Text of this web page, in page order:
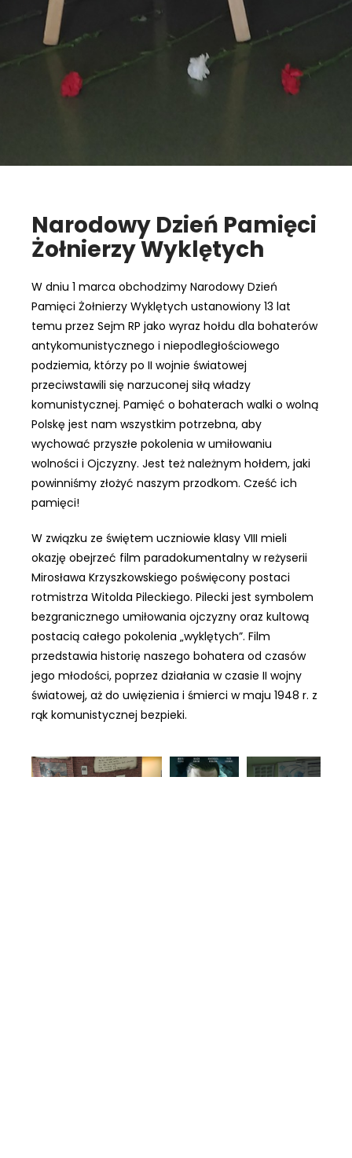
Narodowy Dzień Pamięci
Żołnierzy Wyklętych
W dniu 1 marca obchodzimy Narodowy Dzień
Pamięci Żołnierzy Wyklętych ustanowiony 13 lat
temu przez Sejm RP jako wyraz hołdu dla bohaterów
antykomunistycznego i niepodległościowego
podziemia, którzy po II wojnie światowej
przeciwstawili się narzuconej siłą władzy
komunistycznej. Pamięć o bohaterach walki o wolną
Polskę jest nam wszystkim potrzebna, aby
wychować przyszłe pokolenia w umiłowaniu
wolności i Ojczyzny. Jest też należnym hołdem, jaki
powinniśmy złożyć naszym przodkom. Cześć ich
pamięci!
W związku ze świętem uczniowie klasy VIII mieli
okazję obejrzeć film paradokumentalny w reżyserii
Mirosława Krzyszkowskiego poświęcony postaci
rotmistrza Witolda Pileckiego. Pilecki jest symbolem
bezgranicznego umiłowania ojczyzny oraz kultową
postacią całego pokolenia „wyklętych”. Film
przedstawia historię naszego bohatera od czasów
jego młodości, poprzez działania w czasie II wojny
światowej, aż do uwięzienia i śmierci w maju 1948 r. z
rąk komunistycznej bezpieki.